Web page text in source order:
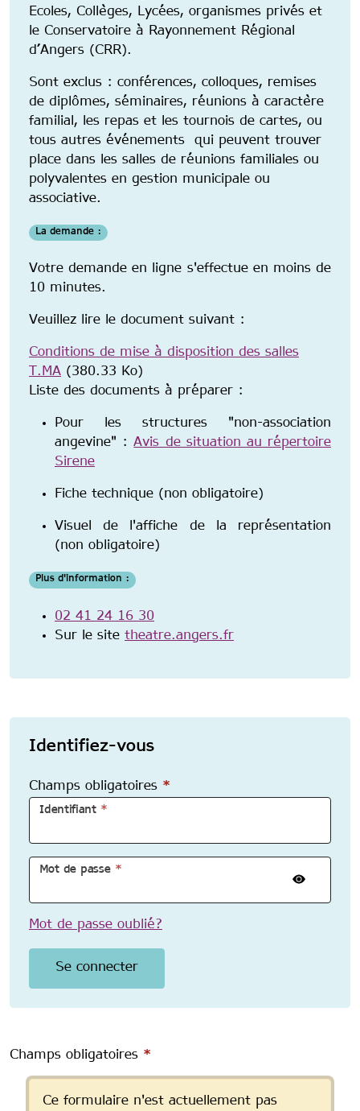
Champs obligatoires *
Ce formulaire n'est actuellement pas
Ecoles, Collèges, Lycées, organismes privés et
le Conservatoire à Rayonnement Régional
d’Angers (CRR).
Sont exclus : conférences, colloques, remises
de diplômes, séminaires, réunions à caractère
familial, les repas et les tournois de cartes, ou
tous autres événements qui peuvent trouver
place dans les salles de réunions familiales ou
polyvalentes en gestion municipale ou
associative.
La demande :
Votre demande en ligne s'effectue en moins de
10 minutes.
Veuillez lire le document suivant :
Conditions de mise à disposition des salles
T.MA (380.33 Ko)
Liste des documents à préparer :
Pour les structures "non-association
angevine" :Avis de situation au répertoire
Sirene
Fiche technique (non obligatoire)
Visuel de l'affiche de la représentation
(non obligatoire)
Plus d'information :
02 41 24 16 30
Sur le site theatre.angers.fr
Identifiez-vous
Champs obligatoires *
Identifiant *
Mot de passe *
Mot de passe oublié?